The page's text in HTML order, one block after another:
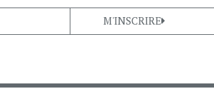
M'INSCRIRE